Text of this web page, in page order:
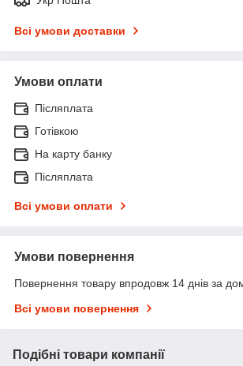
Всі умови доставки
Умови оплати
Післяплата
Готівкою
На карту банку
Післяплата
Всі умови оплати
Умови повернення
Повернення товару впродовж 14 днів за
Всі умови повернення
Подібні товари компанії